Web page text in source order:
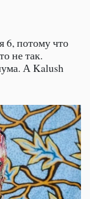
6, потому что
не так.
А Kalush